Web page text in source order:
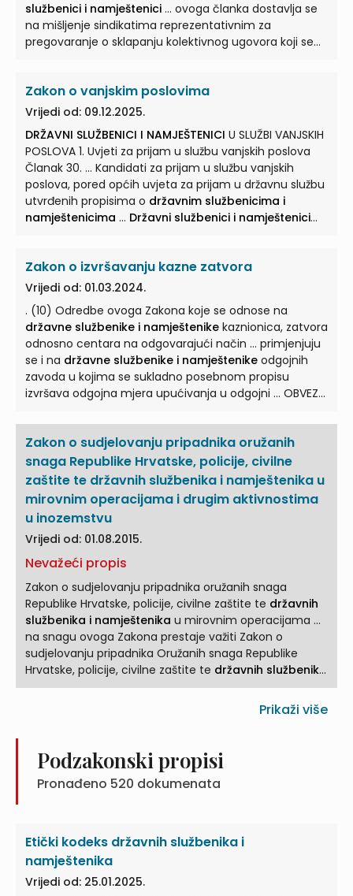
državnih službenika i namještenika...
službenici i namještenici ... ovoga članka dostavlja se
na mišljenje sindikatima reprezentativnim za
pregovaranje o sklapanju kolektivnog ugovora koji se
je čelnik javne službe ocjenjuje tijelo koje ga je
imenovalo na dužnost. (6)
namješteniku
sindikatima reprezentativnim za pregovaranje o
sklapanju kolektivnog ugovora koji se primjenjuje na
državne službenike i namještenike... ovoga članka
dostavlja se na mišljenje sindikatima reprezentativnim
za pregovaranje o sklapanju kolektivnog ugovora koji
se primjenjuje nadržavne službenike i namještenike...
Zakon o vanjskim poslovima
Vrijedi od: 09.12.2025.
DRŽAVNI SLUŽBENICI I NAMJEŠTENICI U SLUŽBI VANJSKIH
POSLOVA 1. Uvjeti za prijam u službu vanjskih poslova
Članak 30. ... Kandidati za prijam u službu vanjskih
poslova, pored općih uvjeta za prijam u državnu službu
utvrđenih propisima o državnim službenicima i
namještenicima ... Državni službenici i namještenici
vanjskih poslova u slučajevima propisanima propisima
održavnim službenicima i namještenicima
pojedine državne ... Službenička zvanja u Ministarstvu
vanjskih i europskih poslova utvrđuju se u skladu s
propisima održavnim službenicima i namještenicima.
...
Zakon o izvršavanju kazne zatvora
Vrijedi od: 01.03.2024.
. (10) Odredbe ovoga Zakona koje se odnose na
državne službenike i namještenike kaznionica, zatvora
odnosno centara na odgovarajući način ... primjenjuju
se i na državne službenike i namještenike odgojnih
zavoda u kojima se sukladno posebnom propisu
izvršava odgojna mjera upućivanja u odgojni ... OBVEZE
Državni službenici i namješteniciupravne organizacije
za zatvorski sustav međusobno surađuju ... i pridonose
ostvarenju svrhe izvršavanja kazne zatvora. (2)
Državni službenici i namješteniciobvezni su sve
podatke o zatvorenicima čuvati kao službenu ... i
profesionalnu tajnu za vrijeme i nakon prestanka
službe, odnosno rada. (3)
namješteniciobvezni su svojim ponašanjem pozitivno
...
Zakon o sudjelovanju pripadnika oružanih
snaga Republike Hrvatske, policije, civilne
zaštite te državnih službenika i namještenika u
mirovnim operacijama i drugim aktivnostima
u inozemstvu
Vrijedi od: 01.08.2015.
Nevažeći propis
Zakon o sudjelovanju pripadnika oružanih snaga
Republike Hrvatske, policije, civilne zaštite te državnih
službenika i namještenika u mirovnim operacijama ...
na snagu ovoga Zakona prestaje važiti Zakon o
sudjelovanju pripadnika Oružanih snaga Republike
Hrvatske, policije, civilne zaštite te državnih službenika
i namještenika... Hrvatske, donosim ODLUKU O
PROGLAŠENJU ZAKONA O SUDJELOVANJU PRIPADNIKA
ORUŽANIH SNAGA REPUBLIKE HRVATSKE, POLICIJE, CIVILNE
AKTIVNOSTIMA U INOZEMSTVU Proglašavam Zakon o
sudjelovanju pripadnika Oružanih snaga Republike
Hrvatske, policije, civilne zaštite tedržavnih službenika
ZAŠTITE TEDRŽAVNIH SLUŽBENIKA I NAMJEŠTENIKA
MIROVNIM OPERACIJAMA ...
Prikaži više
Podzakonski propisi
Pronađeno 520 dokumenata
Etički kodeks državnih službenika i
namještenika
Vrijedi od: 25.01.2025.